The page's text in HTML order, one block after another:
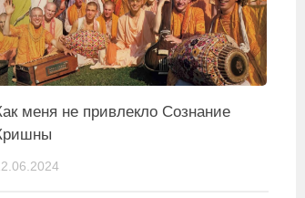
меня не привлекло Сознание